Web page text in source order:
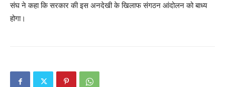
संघ ने कहा कि सरकार की इस अनदेखी के खिलाफ संगठन आंदोलन को बाध्य
होगा।